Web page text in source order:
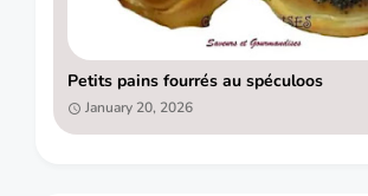
Petits pains fourrés au spéculoos
January 20, 2026